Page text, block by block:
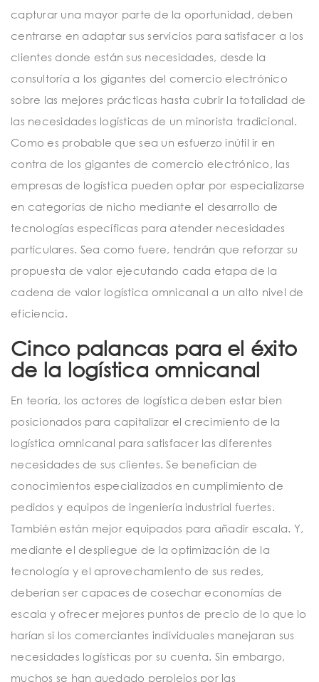
capturar una mayor parte de la oportunidad, deben
centrarse en adaptar sus servicios para satisfacer a los
clientes donde están sus necesidades, desde la
consultoría a los gigantes del comercio electrónico
sobre las mejores prácticas hasta cubrir la totalidad de
las necesidades logísticas de un minorista tradicional.
Como es probable que sea un esfuerzo inútil ir en
contra de los gigantes de comercio electrónico, las
empresas de logística pueden optar por especializarse
en categorías de nicho mediante el desarrollo de
tecnologías específicas para atender necesidades
particulares. Sea como fuere, tendrán que reforzar su
propuesta de valor ejecutando cada etapa de la
cadena de valor logística omnicanal a un alto nivel de
eficiencia.
Cinco palancas para el éxito
de la logística omnicanal
En teoría, los actores de logística deben estar bien
posicionados para capitalizar el crecimiento de la
logística omnicanal para satisfacer las diferentes
necesidades de sus clientes. Se benefician de
conocimientos especializados en cumplimiento de
pedidos y equipos de ingeniería industrial fuertes.
También están mejor equipados para añadir escala. Y,
mediante el despliegue de la optimización de la
tecnología y el aprovechamiento de sus redes,
deberían ser capaces de cosechar economías de
escala y ofrecer mejores puntos de precio de lo que lo
harían si los comerciantes individuales manejaran sus
necesidades logísticas por su cuenta. Sin embargo,
muchos se han quedado perplejos por las